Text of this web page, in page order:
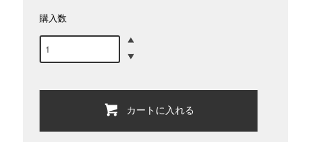
購入数
カートに入れる